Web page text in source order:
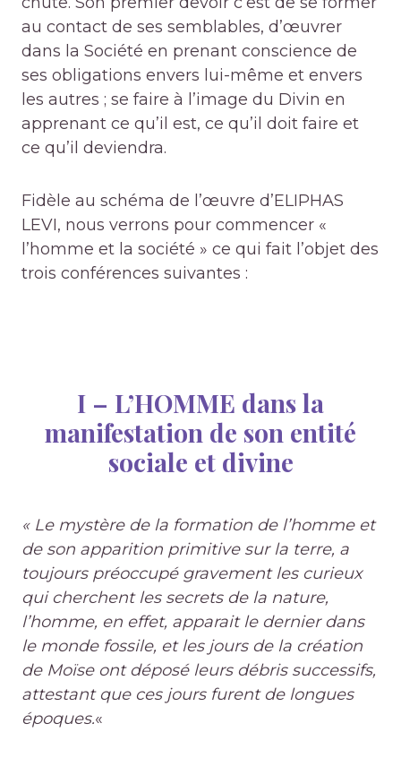
au contact de ses semblables, d’œuvrer
dans la Société en prenant conscience de
ses obligations envers lui-même et envers
les autres ; se faire à l’image du Divin en
apprenant ce qu’il est, ce qu’il doit faire et
ce qu’il deviendra.
Fidèle au schéma de l’œuvre d’ELIPHAS
LEVI, nous verrons pour commencer «
l’homme et la société » ce qui fait l’objet des
trois conférences suivantes :
I – L’HOMME dans la
manifestation de son entité
sociale et divine
« Le mystère de la formation de l’homme et
de son apparition primitive sur la terre, a
toujours préoccupé gravement les curieux
qui cherchent les secrets de la nature,
l’homme, en effet, apparait le dernier dans
le monde fossile, et les jours de la création
de Moïse ont déposé leurs débris successifs,
attestant que ces jours furent de longues
époques.«